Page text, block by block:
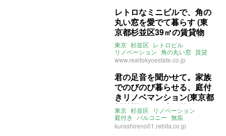
レトロなミニビルで、角の
丸い窓を愛でて暮らす (東
京都杉並区39㎡の賃貸物
件)
東京 杉並区 レトロビル
リノベーション 角の丸い窓 賃貸
www.realtokyoestate.co.jp
君の足音を聞かせて。家族
でのびのび暮らせる、庭付
きリノベマンション(東京都
杉並区53㎡の売買物件)
東京 杉並区
リノベーション
庭付き
バルコニー 無垢
ナチュラル ライター：くまのなな
株式会社リビタ 売買
kurashireno01.rebita.co.jp